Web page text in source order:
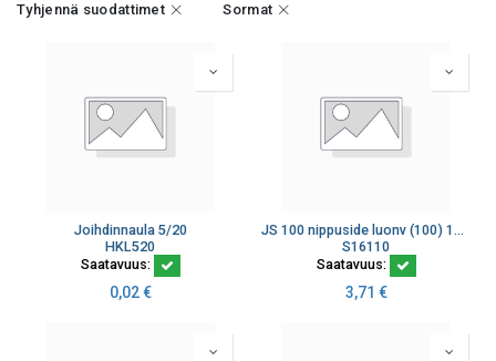
Tyhjennä suodattimet Sormat
Joihdinnaula 5/20
HKL520
Saatavuus:
0,02€
JS 100 nippuside luonv (100) 100x2,5
S16110
Saatavuus:
3,71 €